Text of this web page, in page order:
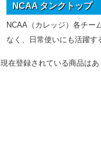
NCAA タンクトップ
NCAA（カレッジ）各チー
なく、日常使いにも活躍す
現在登録されている商品はあ